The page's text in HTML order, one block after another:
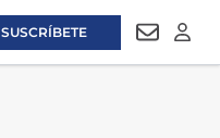
SUSCRÍBETE